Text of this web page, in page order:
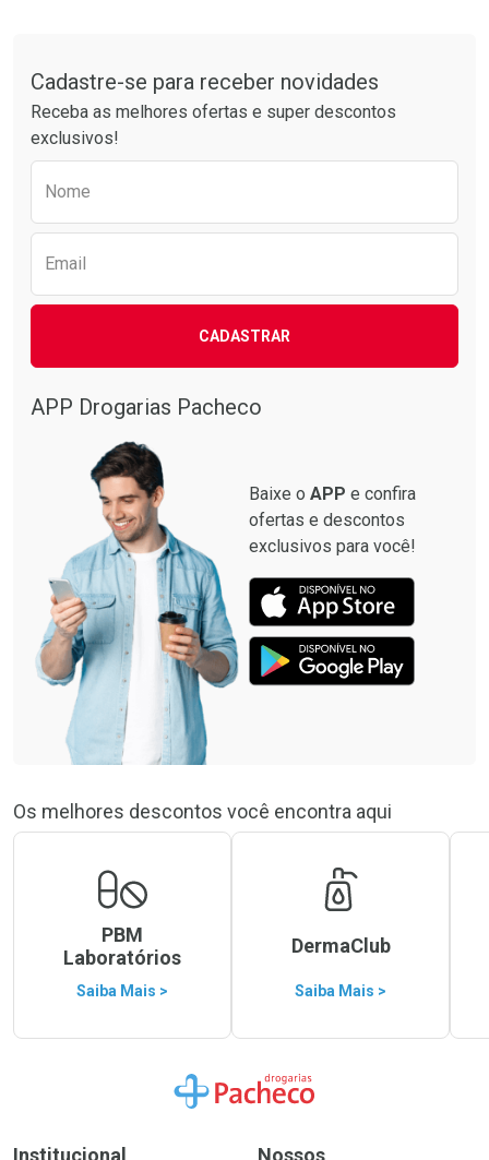
Laboratório
Comprar sem Desconto
Por Menos
Comprar sem Desconto
Por R$ 39,90/cada
Cadastre-se para receber novidades
Receba as melhores ofertas e super descontos
exclusivos!
Nome
Email
CADASTRAR
APP Drogarias Pacheco
Baixe o APP e confira
ofertas e descontos
exclusivos para você!
Os melhores descontos você encontra aqui
PBM
Laboratórios
Saiba Mais >
DermaClub
Saiba Mais >
Ir para a Home
Institucional
Nossos